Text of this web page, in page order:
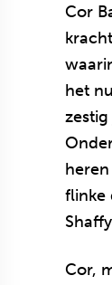
Cor
het
flinke
Cor,